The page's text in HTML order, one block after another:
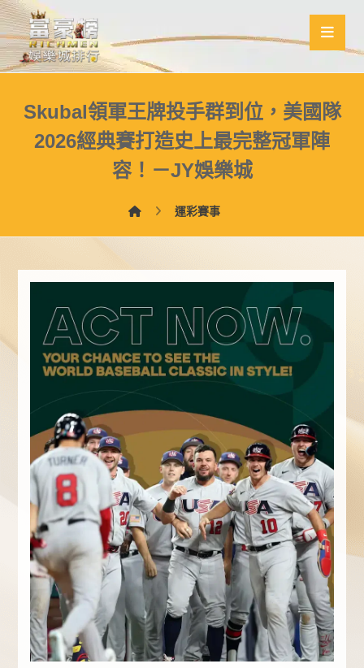
Skubal領軍王牌投手群到位，美國隊
2026經典賽打造史上最完整冠軍陣
容！－JY娛樂城
運彩賽事